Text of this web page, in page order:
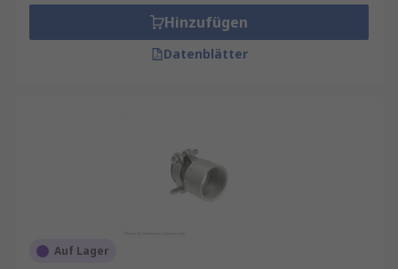
Hinzufügen
Datenblätter
Auf Lager